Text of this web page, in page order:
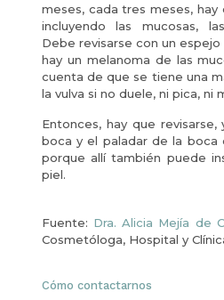
meses, cada tres meses, hay
incluyendo las mucosas,
Debe revisarse con un
hay un melanoma de las
cuenta de que se tiene una
la vulva si no duele, ni pica, ni
Entonces, hay que
boca y el paladar de la boca
porque allí también puede
piel.
Fuente: Dra. Alicia Mejía de
Cosmetóloga, Hospital y
Cómo contactarnos